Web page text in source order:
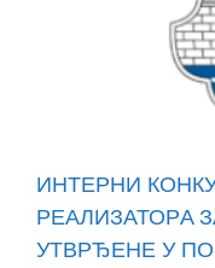
ИНТЕРНИ
РЕАЛИЗАТОРA
УТВРЂЕНЕ У